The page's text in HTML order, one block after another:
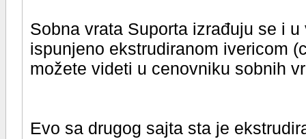
Sobna vrata Suporta izrađuju se i
ispunjeno ekstrudiranom ivericom
možete videti u cenovniku sobnih
Evo sa drugog sajta sta je